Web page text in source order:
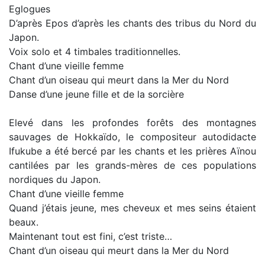
Eglogues
D’après Epos d’après les chants des tribus du Nord du
Japon.
Voix solo et 4 timbales traditionnelles.
Chant d’une vieille femme
Chant d’un oiseau qui meurt dans la Mer du Nord
Danse d’une jeune fille et de la sorcière
Elevé dans les profondes forêts des montagnes
sauvages de Hokkaïdo, le compositeur autodidacte
Ifukube a été bercé par les chants et les prières Aïnou
cantilées par les grands-mères de ces populations
nordiques du Japon.
Chant d’une vieille femme
Quand j’étais jeune, mes cheveux et mes seins étaient
beaux.
Maintenant tout est fini, c’est triste…
Chant d’un oiseau qui meurt dans la Mer du Nord